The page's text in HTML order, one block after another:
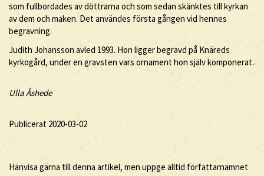
som fullbordades av döttrarna och som sedan skänktes till kyrkan
av dem och maken. Det användes första gången vid hennes
begravning.
Judith Johansson avled 1993. Hon ligger begravd på Knäreds
kyrkogård, under en gravsten vars ornament hon själv komponerat.
Ulla Åshede
Publicerat 2020-03-02
Hänvisa gärna till denna artikel, men uppge alltid författarnamnet